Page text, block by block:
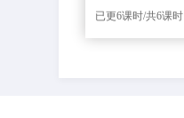
已更6课时/共6课时